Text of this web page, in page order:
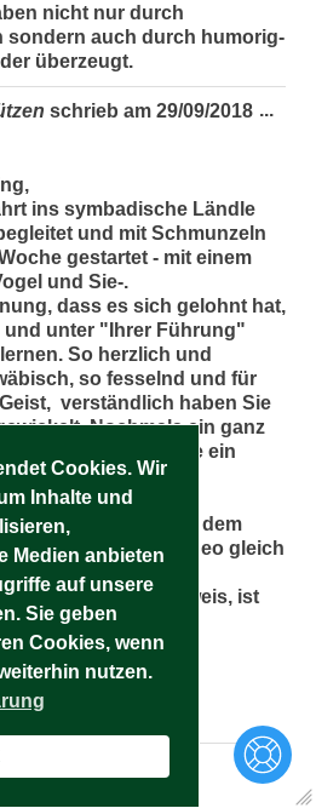
Cookies. Wir
Inhalte und
Medien anbieten
auf unsere
Sie geben
Cookies, wenn
nutzen.
nicht nur durch
sondern auch durch humorig-
überzeugt.
schrieb am 29/09/2018
ins symbadische Ländle
und mit Schmunzeln
gestartet - mit einem
und Sie-.
dass es sich gelohnt hat,
unter "Ihrer Führung"
So herzlich und
so fesselnd und für
verständlich haben Sie
Nochmals ein ganz
- und behalten Sie ein
Sie ist uns ans Herz
Erzählungen auf dem
unser Kahnfahrer Theo gleich
geführt hat. Sein
der Michael nicht weis, ist
passiert.
Schützen
...
...